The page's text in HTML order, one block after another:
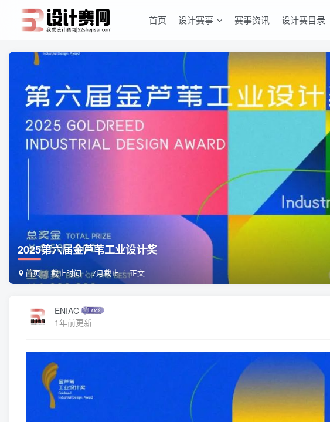
首页 设计赛事 赛事资讯 设计赛目录
2025第六届金芦苇工业设计奖
首页 截止时间 7月截止 正文
ENIAC
1年前更新